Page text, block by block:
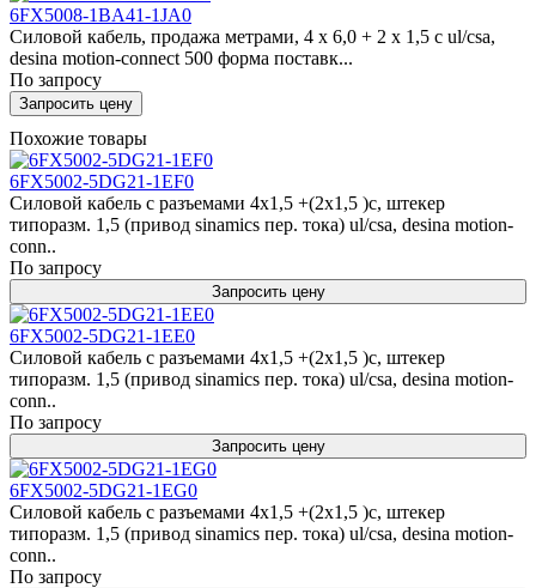
6FX5008-1BA41-1JA0
Силовой кабель, продажа метрами, 4 x 6,0 + 2 x 1,5 c ul/csa,
desina motion-connect 500 форма поставк...
По запросу
Запросить цену
Похожие товары
6FX5002-5DG21-1EF0
Силовой кабель с разъемами 4x1,5 +(2x1,5 )c, штекер
типоразм. 1,5 (привод sinamics пер. тока) ul/csa, desina motion-
conn..
По запросу
Запросить цену
6FX5002-5DG21-1EE0
Силовой кабель с разъемами 4x1,5 +(2x1,5 )c, штекер
типоразм. 1,5 (привод sinamics пер. тока) ul/csa, desina motion-
conn..
По запросу
Запросить цену
6FX5002-5DG21-1EG0
Силовой кабель с разъемами 4x1,5 +(2x1,5 )c, штекер
типоразм. 1,5 (привод sinamics пер. тока) ul/csa, desina motion-
conn..
По запросу